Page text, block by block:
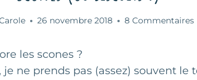
26 novembre 2018 8 Commentaires
les scones ?
ne prends pas (assez) souvent le